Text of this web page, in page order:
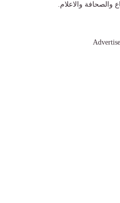
والصحافة والاعلام.